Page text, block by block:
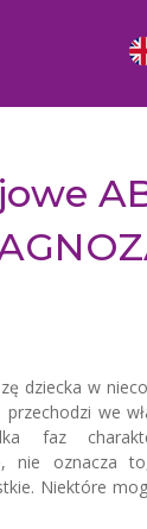
dziecka w
we
faz
nie oznacza
Niektóre